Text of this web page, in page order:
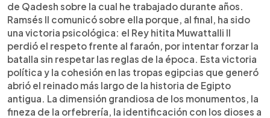
de Qadesh sobre la cual he trabajado durante años.
Ramsés II comunicó sobre ella porque, al final, ha sido
una victoria psicológica: el Rey hitita Muwattalli II
perdió el respeto frente al faraón, por intentar forzar la
batalla sin respetar las reglas de la época. Esta victoria
política y la cohesión en las tropas egipcias que generó
abrió el reinado más largo de la historia de Egipto
antigua. La dimensión grandiosa de los monumentos, la
fineza de la orfebrería, la identificación con los dioses a